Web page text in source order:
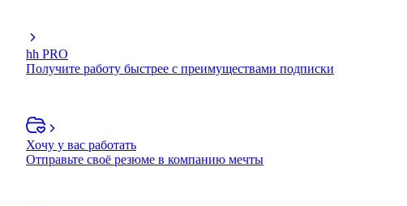
hh PRO
Получите работу быстрее с преимуществами подписки
Хочу у вас работать
Отправьте своё резюме в компанию мечты